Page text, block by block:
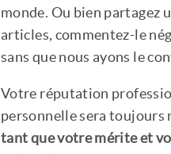
monde. Ou bien partagez
articles, commentez-le
sans que nous ayons le
Votre réputation
personnelle sera toujours
tant que votre mérite et